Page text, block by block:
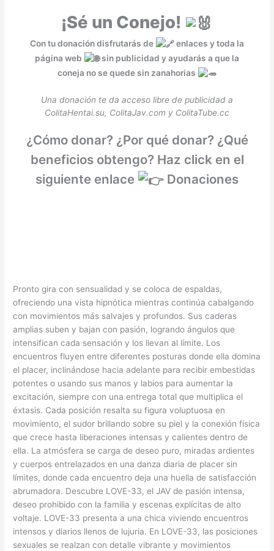
¡Sé un Conejo!
Con tu donación disfrutarás de
enlaces y toda la
página web
sin publicidad y ayudarás a que la
coneja no se quede sin zanahorias
Una donación te da acceso libre de publicidad a
ColitaHentai.su, ColitaJav.com y ColitaTube.cc
¿Cómo donar? ¿Por qué donar? ¿Qué
beneficios obtengo? Haz click en el
siguiente enlace
Donaciones
Pronto gira con sensualidad y se coloca de espaldas,
ofreciendo una vista hipnótica mientras continúa cabalgando
con movimientos más salvajes y profundos. Sus caderas
amplias suben y bajan con pasión, logrando ángulos que
intensifican cada sensación y los llevan al límite. Los
encuentros fluyen entre diferentes posturas donde ella domina
el placer, inclinándose hacia adelante para recibir embestidas
potentes o usando sus manos y labios para aumentar la
excitación, siempre con una entrega total que multiplica el
éxtasis. Cada posición resalta su figura voluptuosa en
movimiento, el sudor brillando sobre su piel y la conexión física
que crece hasta liberaciones intensas y calientes dentro de
ella. La atmósfera se carga de deseo puro, miradas ardientes
y cuerpos entrelazados en una danza diaria de placer sin
límites, donde cada encuentro deja una huella de satisfacción
abrumadora. Descubre LOVE-33, el JAV de pasión intensa,
deseo prohibido con la familia y escenas explícitas de alto
voltaje. LOVE-33 presenta a una chica viviendo encuentros
intensos y diarios llenos de lujuria. En LOVE-33, las posiciones
sexuales se realzan con detalle vibrante y movimientos